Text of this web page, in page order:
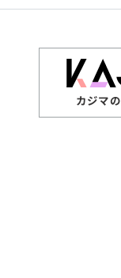
カジマの